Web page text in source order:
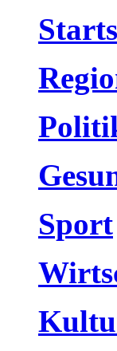
Sport